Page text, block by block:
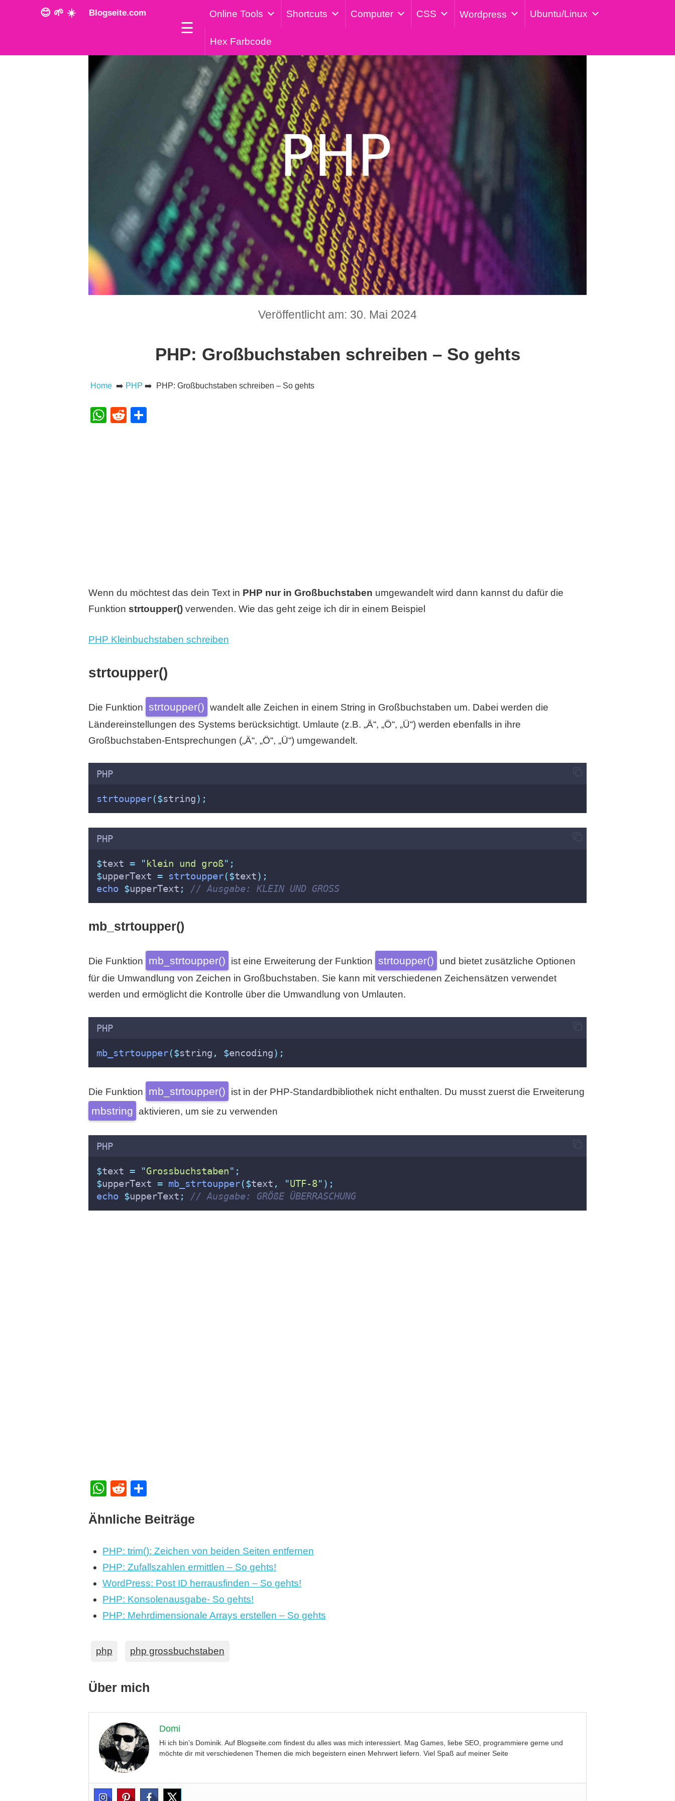
😊 🌱 ☀️ Blogseite.com
☰
Online Tools Shortcuts Computer CSS Wordpress Ubuntu/Linux
Hex Farbcode
Veröffentlicht am: 30. Mai 2024
PHP: Großbuchstaben schreiben – So gehts
Home ➡️ PHP ➡️ PHP: Großbuchstaben schreiben – So gehts
WhatsApp
Reddit
Wenn du möchtest das dein Text in PHP nur in Großbuchstaben umgewandelt wird dann kannst du dafür die
Funktion strtoupper()verwenden. Wie das geht zeige ich dir in einem Beispiel
PHP Kleinbuchstaben schreiben
strtoupper()
Die Funktion strtoupper() wandelt alle Zeichen in einem String in Großbuchstaben um. Dabei werden die
Ländereinstellungen des Systems berücksichtigt. Umlaute (z.B. „Ä“, „Ö“, „Ü“) werden ebenfalls in ihre
Großbuchstaben-Entsprechungen („Ä“, „Ö“, „Ü“) umgewandelt.
PHP
strtoupper($string);
PHP
$text = "klein und groß" ;
$upperText = strtoupper($text);
echo $upperText ; // Ausgabe: KLEIN UND GROSS
mb_strtoupper()
Die Funktion mb_strtoupper() ist eine Erweiterung der Funktion strtoupper()
und bietet zusätzliche Optionen
für die Umwandlung von Zeichen in Großbuchstaben. Sie kann mit verschiedenen Zeichensätzen verwendet
werden und ermöglicht die Kontrolle über die Umwandlung von Umlauten.
PHP
mb_strtoupper($string , $encoding);
Die Funktion mb_strtoupper() ist in der PHP-Standardbibliothek nicht enthalten. Du musst zuerst die Erweiterung
mbstring aktivieren, um sie zu verwenden
PHP
$text = "Grossbuchstaben" ;
$upperText = mb_strtoupper($text , "UTF-8" );
echo $upperText ; // Ausgabe: GRÖßE ÜBERRASCHUNG
WhatsApp
Reddit
Ähnliche Beiträge
PHP: trim(): Zeichen von beiden Seiten entfernen
PHP: Zufallszahlen ermittlen – So gehts!
WordPress: Post ID herrausfinden – So gehts!
PHP: Konsolenausgabe- So gehts!
PHP: Mehrdimensionale Arrays erstellen – So gehts
php php grossbuchstaben
Über mich
Domi
Hi ich bin’s Dominik. Auf Blogseite.com findest du alles was mich interessiert. Mag Games, liebe SEO, programmiere gerne und
möchte dir mit verschiedenen Themen die mich begeistern einen Mehrwert liefern. Viel Spaß auf meiner Seite